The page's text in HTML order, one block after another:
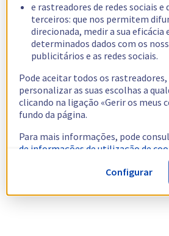
e rastreadores de redes sociais e
terceiros: que nos permitem
direcionada, medir a sua
determinados dados com os
publicitários e as redes sociais.
Pode aceitar todos os
personalizar as suas escolhas a
clicando na ligação «Gerir os meus
fundo da página.
Para mais informações, pode
de informações de utilização de
Configurar